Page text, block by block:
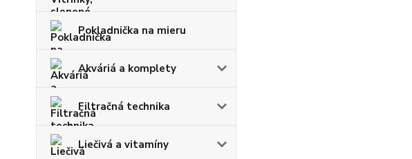
Pokladnička na mieru
Akváriá a komplety
Filtračná technika
Liečivá a vitamíny